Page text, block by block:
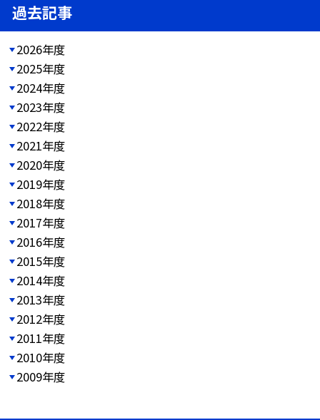
過去記事
2026年度
2025年度
2024年度
2023年度
2022年度
2021年度
2020年度
2019年度
2018年度
2017年度
2016年度
2015年度
2014年度
2013年度
2012年度
2011年度
2010年度
2009年度